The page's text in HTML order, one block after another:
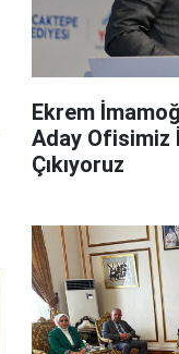
Ekrem
Aday Ofisimiz
Çıkıyoruz